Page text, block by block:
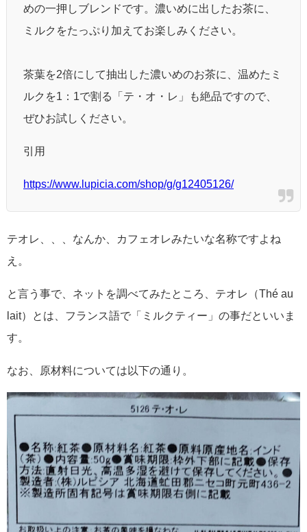
めの一押しブレンドです。濃いめに出したお茶に、
ミルクをたっぷり加えてお楽しみください。
茶葉を2倍にして抽出した濃いめのお茶に、温めたミ
ルクを1：1で割る「テ・オ・レ」も絶品ですので、
ぜひお試しください。
引用
https://www.lupicia.com/shop/g/g12405126/
テオレ、、、なんか、カフェオレみたいな名称ですよね
え。
と言う事で、ネットを調べてみたところ、テオレ（Thé au
lait）とは、フランス語で「ミルクティー」の事だといいま
す。
なお、原材料については以下の通り。